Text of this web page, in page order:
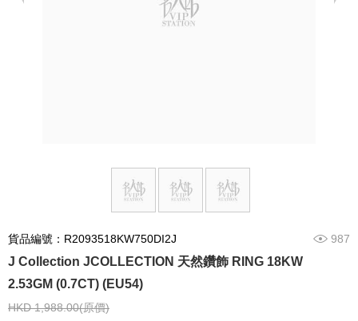
貨品編號：R2093518KW750DI2J 987
J Collection JCOLLECTION 天然鑽飾 RING 18KW
2.53GM (0.7CT) (EU54)
HKD 1,988.00(原價)